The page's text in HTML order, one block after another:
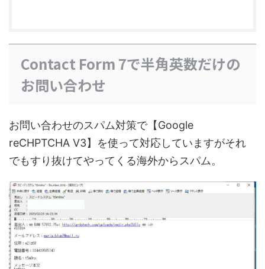
Contact Form 7で半角英数だけの
お問い合わせ
お問い合わせのスパム対策で【Google
reCHPTCHA V3】を使って対応していますがそれ
でもすり抜けてやってくる海外からスパム。